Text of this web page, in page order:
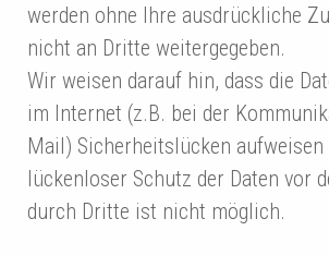
werden ohne Ihre ausdrückliche
nicht an Dritte weitergegeben.
Wir weisen darauf hin, dass die
im Internet (z.B. bei der
Mail) Sicherheitslücken aufweisen
lückenloser Schutz der Daten vor
durch Dritte ist nicht möglich.